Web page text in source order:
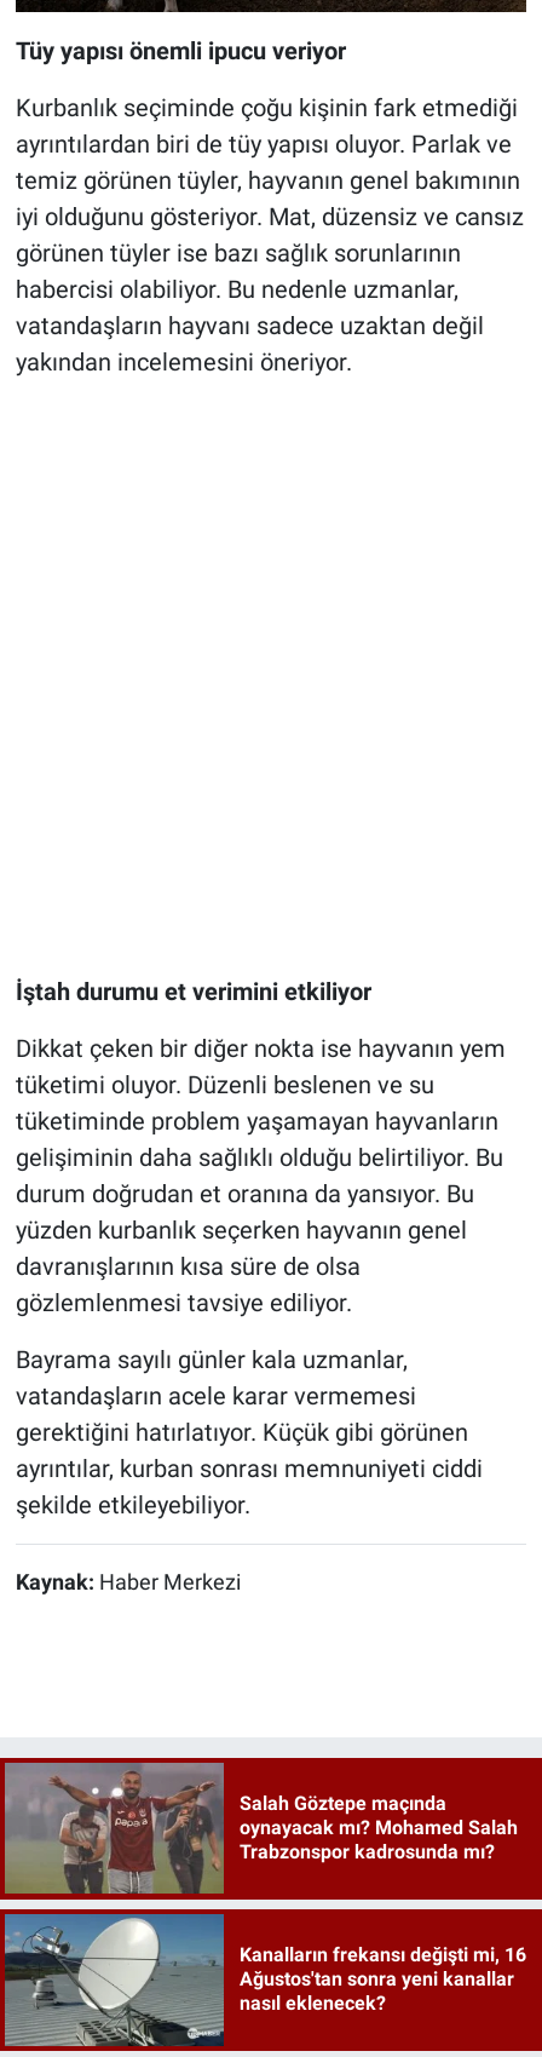
Tüy yapısı önemli ipucu veriyor
Kurbanlık seçiminde çoğu kişinin fark etmediği
ayrıntılardan biri de tüy yapısı oluyor. Parlak ve
temiz görünen tüyler, hayvanın genel bakımının
iyi olduğunu gösteriyor. Mat, düzensiz ve cansız
görünen tüyler ise bazı sağlık sorunlarının
habercisi olabiliyor. Bu nedenle uzmanlar,
vatandaşların hayvanı sadece uzaktan değil
yakından incelemesini öneriyor.
İştah durumu et verimini etkiliyor
Dikkat çeken bir diğer nokta ise hayvanın yem
tüketimi oluyor. Düzenli beslenen ve su
tüketiminde problem yaşamayan hayvanların
gelişiminin daha sağlıklı olduğu belirtiliyor. Bu
durum doğrudan et oranına da yansıyor. Bu
yüzden kurbanlık seçerken hayvanın genel
davranışlarının kısa süre de olsa
gözlemlenmesi tavsiye ediliyor.
Bayrama sayılı günler kala uzmanlar,
vatandaşların acele karar vermemesi
gerektiğini hatırlatıyor. Küçük gibi görünen
ayrıntılar, kurban sonrası memnuniyeti ciddi
şekilde etkileyebiliyor.
Kaynak: Haber Merkezi
Salah Göztepe maçında
oynayacak mı? Mohamed Salah
Trabzonspor kadrosunda mı?
Kanalların frekansı değişti mi, 16
Ağustos'tan sonra yeni kanallar
nasıl eklenecek?